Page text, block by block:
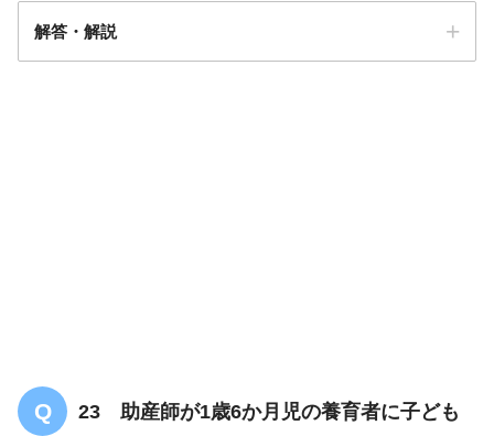
解答・解説
23 助産師が1歳6か月児の養育者に子ども